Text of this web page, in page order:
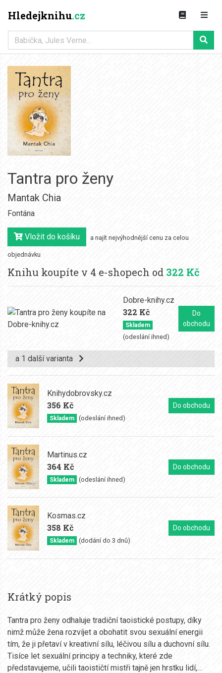
Hledejknihu.cz
Tantra pro ženy
Mantak Chia
Fontána
Vložit do košíku a najít nejvýhodnější cenu za celou
objednávku
Knihu koupíte v 4 e-shopech od 322 Kč
Dobre-knihy.cz
322 Kč
Skladem
(odeslání ihned)
Do
obchodu
a 1 další varianta
Knihydobrovsky.cz
356 Kč
Skladem (odeslání ihned)
Do obchodu
Martinus.cz
364 Kč
Skladem (odeslání ihned)
Do obchodu
Kosmas.cz
358 Kč
Skladem (dodání do 3 dnů)
Do obchodu
Krátký popis
Tantra pro ženy odhaluje tradiční taoistické postupy, díky
nimž může žena rozvíjet a obohatit svou sexuální energii
tím, že ji přetaví v kreativní sílu, léčivou sílu a duchovní sílu.
Tisíce let sexuální principy a techniky, které zde
představujeme, učili taoističtí mistři tajně jen hrstku lidí,…